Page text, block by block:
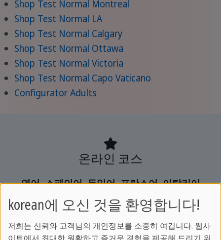
Shop Test Normal Montreal
Shop Test Normal LA
Shop Test Normal Calgary
Shop Test Normal Ottawa
Shop Test Normal Victoria
Shop Test Normal Capo Vaticano
Configurator Adults
온라인 코스
영어, 스페인어, 독일어, 프랑스어, 이탈리아
어, 중국어, 아랍어 등
다양한 언어를실시간 온라인 LIVE 강의로
배워보세요.
korean에 오신 것을 환영합니다!
저희는 신뢰와 고객님의 개인정보를 소중히 여깁니다. 웹사